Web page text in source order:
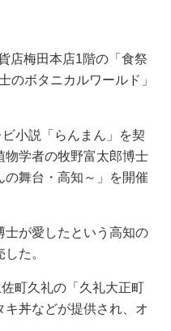
店梅田本店1階の「食祭
のボタニカルワールド」
小説「らんまん」を契
物学者の牧野富太郎博士
の舞台・高知～」を開催
が愛したという高知の
た。
町久礼の「久礼大正町
丼などが提供され、オ